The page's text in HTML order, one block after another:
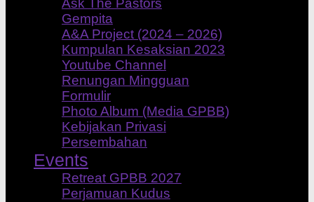
Ask The Pastors
Gempita
A&A Project (2024 – 2026)
Kumpulan Kesaksian 2023
Youtube Channel
Renungan Mingguan
Formulir
Photo Album (Media GPBB)
Kebijakan Privasi
Persembahan
Events
Retreat GPBB 2027
Perjamuan Kudus